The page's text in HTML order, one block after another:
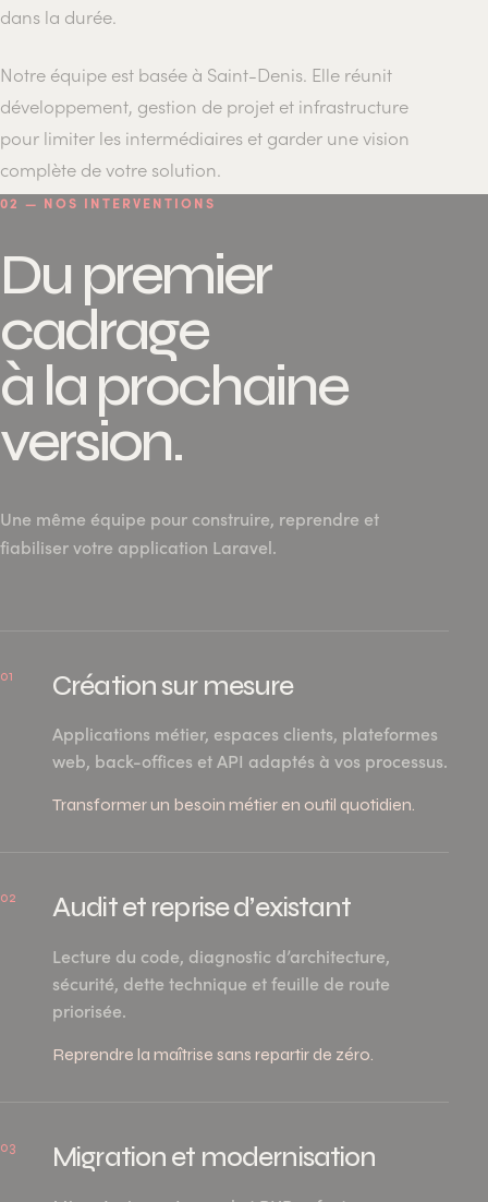
dans la durée.
Notre équipe est basée à Saint-Denis. Elle réunit
développement, gestion de projet et infrastructure
pour limiter les intermédiaires et garder une vision
complète de votre solution.
02 — NOS INTERVENTIONS
Du premier
cadrage
à la prochaine
version.
Une même équipe pour construire, reprendre et
fiabiliser votre application Laravel.
01 Création sur mesure
Applications métier, espaces clients, plateformes
web, back-offices et API adaptés à vos processus.
Transformer un besoin métier en outil quotidien.
02 Audit et reprise d’existant
Lecture du code, diagnostic d’architecture,
sécurité, dette technique et feuille de route
priorisée.
Reprendre la maîtrise sans repartir de zéro.
03 Migration et modernisation